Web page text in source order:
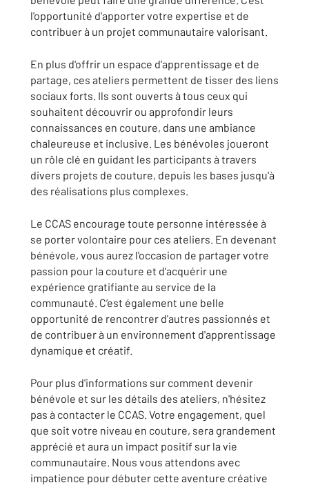
l'opportunité d'apporter votre expertise et de
contribuer à un projet communautaire valorisant.
En plus d'offrir un espace d'apprentissage et de
partage, ces ateliers permettent de tisser des liens
sociaux forts. Ils sont ouverts à tous ceux qui
souhaitent découvrir ou approfondir leurs
connaissances en couture, dans une ambiance
chaleureuse et inclusive. Les bénévoles joueront
un rôle clé en guidant les participants à travers
divers projets de couture, depuis les bases jusqu'à
des réalisations plus complexes.
Le CCAS encourage toute personne intéressée à
se porter volontaire pour ces ateliers. En devenant
bénévole, vous aurez l'occasion de partager votre
passion pour la couture et d'acquérir une
expérience gratifiante au service de la
communauté. C’est également une belle
opportunité de rencontrer d'autres passionnés et
de contribuer à un environnement d'apprentissage
dynamique et créatif.
Pour plus d'informations sur comment devenir
bénévole et sur les détails des ateliers, n'hésitez
pas à contacter le CCAS. Votre engagement, quel
que soit votre niveau en couture, sera grandement
apprécié et aura un impact positif sur la vie
communautaire. Nous vous attendons avec
impatience pour débuter cette aventure créative